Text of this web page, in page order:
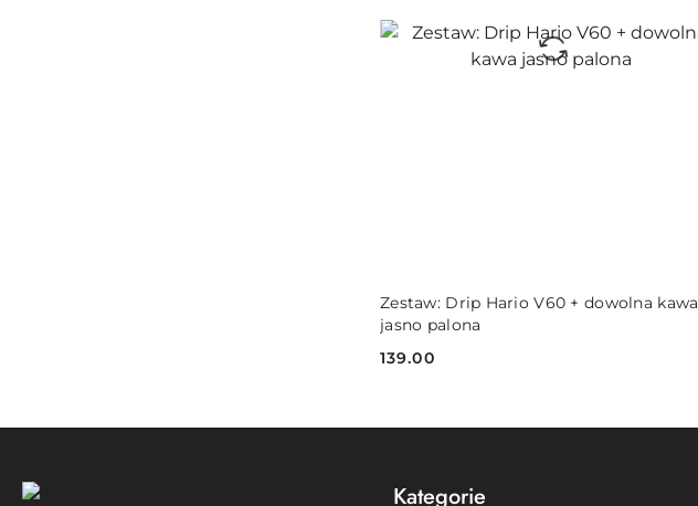
Zestaw: Drip Hario V60 + dowolna kawa
jasno palona
Cena:
139.00
DO KOSZYKA
Kategorie